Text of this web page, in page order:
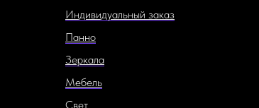
Индивидуальный заказ
Панно
Зеркала
Мебель
Свет